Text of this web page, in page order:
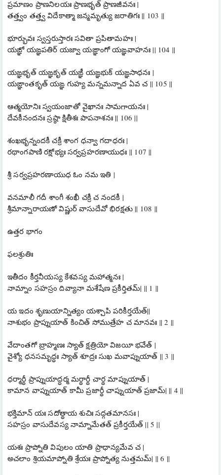
ప్రమాణం ప్రాణనిలయః ప్రాణభృత్ ప్రాణజీవనః |
తత్త్వం తత్త్వ విదేకాత్మా జన్మమృత్యు జరాతిగః || 103 ||
భూర్భువః స్వస్తరుస్తారః సవితా ప్రపితామహః |
యఙ్ఞో యఙ్ఞపతిర్ యజ్వా యఙ్ఞాంగో యఙ్ఞవాహనః || 104 ||
యఙ్ఞభృత్ యఙ్ఞకృత్ యఙ్ఞీ యఙ్ఞభుక్ యఙ్ఞసాధనః |
యఙ్ఞాంతకృత్ యఙ్ఞ గుహ్య మన్నమన్నాద ఏవ చ || 105 ||
ఆత్మయోనిః స్వయంజాతో వైఖానః సామగాయనః |
దేవకీనందనః స్రష్ఠా క్షితీశః పాపనాశనః || 106 ||
శంఖభృన్నందకీ చక్రీ శాంగ ధన్వా గదాధరః |
రథాంగపాణి రక్షోభ్యః సర్వప్రహరణాయుధః || 107 ||
శ్రీ సర్వప్రహరణాయుధ ఓం నమ ఇతి |
వనమాలీ గదీ శాంగీ శంఖీ చక్రీ చ నందకీ |
శ్రీమాన్నారాయణో విష్ణుర్ వాసుదేవో భిరక్షతు || 108 ||
ఉత్తర భాగం
ఫలశ్రుతిః
ఇతీదం కీర్తనీయస్య కేశవస్య మహాత్మనః |
నామ్నాం సహస్రం దివ్యానా మశేషేణ ప్రకీర్తితమ్| || 1 ||
య ఇదం శృణుయాన్నిత్యం యశ్చాపి పరికీర్తయేత్||
నాశుభం ప్రాప్నుయాత్ కించిత్ సోముత్రేహ చ మానవః || 2 ||
వేదాంతగో బ్రాహ్మణః స్యాత్ క్షత్రియో విజయీ భవేత్ |
వైశ్యో ధనసమృద్ధః స్యాత్ శూద్రః సుఖ మవాప్నుయాత్ || 3 ||
ధర్మార్థీ ప్రాప్నుయాద్ధర్మ మర్థార్థీ చార్థ మాప్నుయాత్ |
కామాన వాప్నుయాత్ కామీ ప్రజార్థీ చాప్నుయాత్ ప్రజామ్| || 4 ||
భక్తిమాన్ యః సదోత్థాయ శుచిః సద్గతమానసః |
సహస్రం వాసుదేవస్య నామ్నామేతత్ ప్రకీర్తయేత్ || 5 ||
యశః ప్రాప్నోతి విపులం యాతి ప్రాధాన్యమేవ చ |
అచలాం శ్రియమాప్నోతి శ్రేయః ప్రాప్నోత్య నుత్తమమ్| || 6 ||